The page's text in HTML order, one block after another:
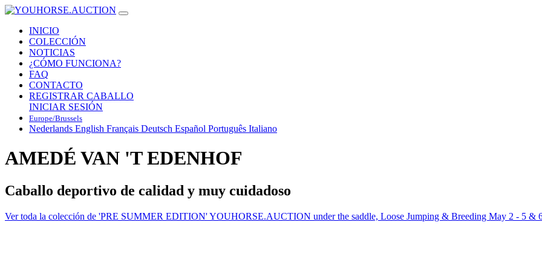
INICIO
COLECCIÓN
NOTICIAS
¿CÓMO FUNCIONA?
FAQ
CONTACTO
REGISTRAR CABALLO
INICIAR SESIÓN
Europe/Brussels
Nederlands English Français Deutsch Español Português Italiano
AMEDÉ VAN 'T EDENHOF
Caballo deportivo de calidad y muy cuidadoso
Ver toda la colección de 'PRE SUMMER EDITION' YOUHORSE.AUCTION under the saddle, Loose Jumping & Breeding May 2 - 5 &